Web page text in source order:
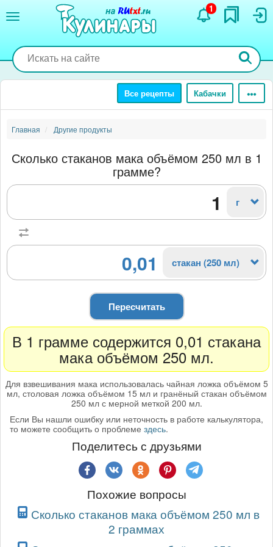
содержанию
1
Все рецепты Кабачки
Главная Другие продукты
Сколько стаканов мака объёмом 250 мл в 1
грамме?
г
0,01 стакан (250 мл)
Пересчитать
В 1 грамме содержится 0,01 стакана
мака объёмом 250 мл.
Для взвешивания мака использовалась чайная ложка объёмом 5
мл, столовая ложка объёмом 15 мл и гранёный стакан объёмом
250 мл с мерной меткой 200 мл.
Если Вы нашли ошибку или неточность в работе калькулятора,
то можете сообщить о проблеме здесь.
Поделитесь с друзьями
Похожие вопросы
Сколько стаканов мака объёмом 250 мл в
2 граммах